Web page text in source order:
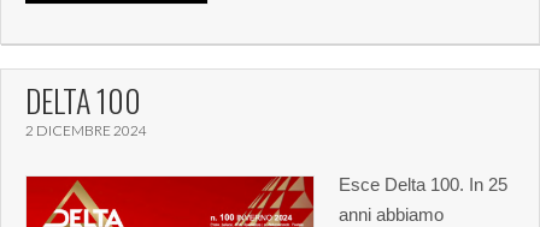
DELTA 100
2 DICEMBRE 2024
Esce Delta 100. In 25
anni abbiamo